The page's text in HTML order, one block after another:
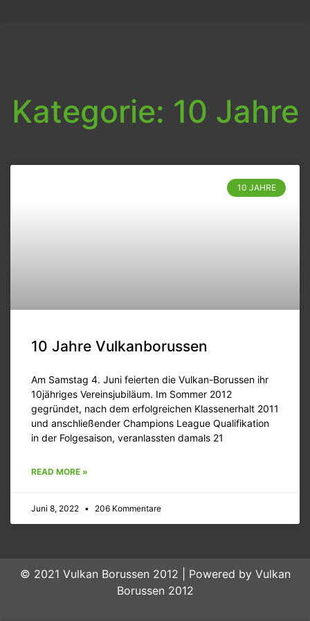
Kategorie: 10 Jahre
10 JAHRE
10 Jahre Vulkanborussen
Am Samstag 4. Juni feierten die Vulkan-Borussen ihr
10jähriges Vereinsjubiläum. Im Sommer 2012
gegründet, nach dem erfolgreichen Klassenerhalt 2011
und anschließender Champions League Qualifikation
in der Folgesaison, veranlassten damals 21
READ MORE »
Juni 8, 2022 206 Kommentare
© 2021 Vulkan Borussen 2012 | Powered by Vulkan
Borussen 2012